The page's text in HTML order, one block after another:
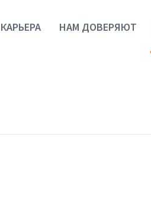
КАРЬЕРА НАМ ДОВЕРЯЮТ